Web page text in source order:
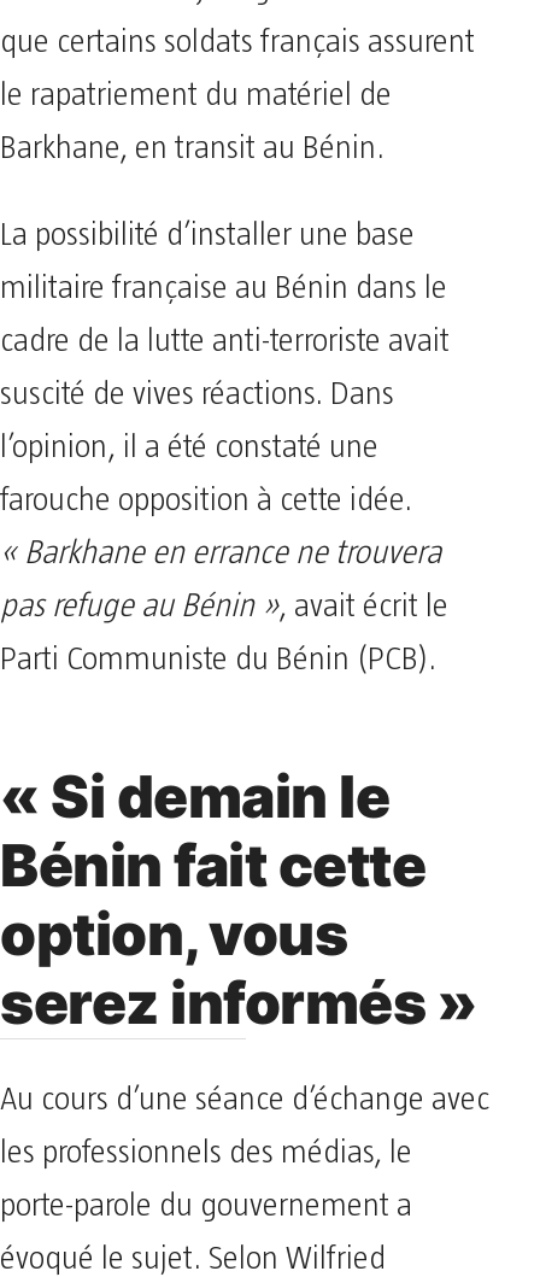
que certains soldats français assurent
le rapatriement du matériel de
Barkhane, en transit au Bénin.
La possibilité d’installer une base
militaire française au Bénin dans le
cadre de la lutte anti-terroriste avait
suscité de vives réactions. Dans
l’opinion, il a été constaté une
farouche opposition à cette idée.
« Barkhane en errance ne trouvera
pas refuge au Bénin », avait écrit le
Parti Communiste du Bénin (PCB).
« Si demain le
Bénin fait cette
option, vous
serez informés »
Au cours d’une séance d’échange avec
les professionnels des médias, le
porte-parole du gouvernement a
évoqué le sujet. Selon Wilfried